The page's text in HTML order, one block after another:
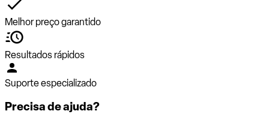
Melhor preço garantido
Resultados rápidos
Suporte especializado
Precisa de ajuda?